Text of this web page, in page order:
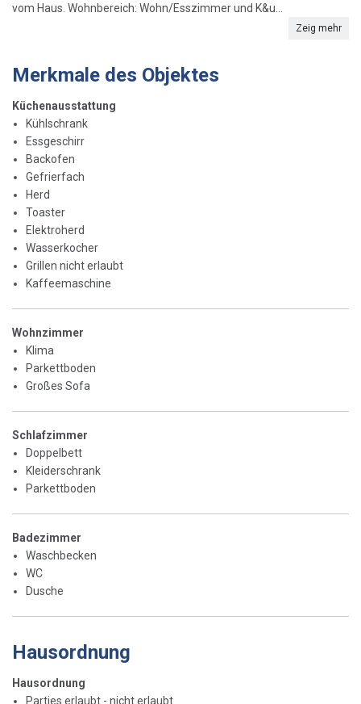
vom Haus. Wohnbereich: Wohn/Esszimmer und K&u...
Zeig mehr
Merkmale des Objektes
Küchenausstattung
Kühlschrank
Essgeschirr
Backofen
Gefrierfach
Herd
Toaster
Elektroherd
Wasserkocher
Grillen nicht erlaubt
Kaffeemaschine
Wohnzimmer
Klima
Parkettboden
Großes Sofa
Schlafzimmer
Doppelbett
Kleiderschrank
Parkettboden
Badezimmer
Waschbecken
WC
Dusche
Hausordnung
Hausordnung
Parties erlaubt - nicht erlaubt